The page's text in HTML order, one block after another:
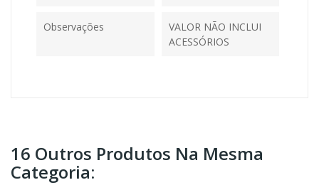
Observações
VALOR NÃO INCLUI
ACESSÓRIOS
16 Outros Produtos Na Mesma
Categoria: